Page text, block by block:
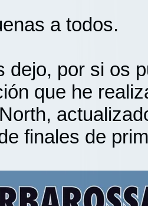
a todos.
dejo, por si os
que he
finales de